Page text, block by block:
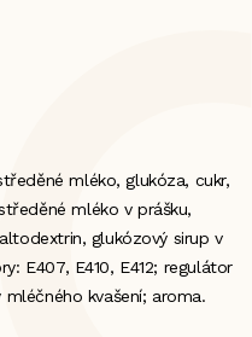
mléko, glukóza, cukr,
mléko v prášku,
glukózový sirup v
E407, E410, E412; regulátor
kvašení; aroma.